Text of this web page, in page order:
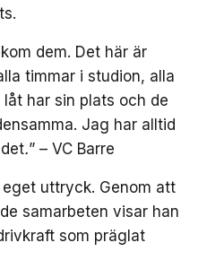
dem. Det här är
timmar i studion, alla
har sin plats och de
Jag har alltid
.” – VC Barre
uttryck. Genom att
samarbeten visar han
som präglat